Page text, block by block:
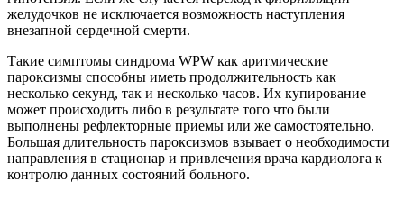
желудочков не исключается возможность наступления
внезапной сердечной смерти.
Такие симптомы синдрома WPW как аритмические
пароксизмы способны иметь продолжительность как
несколько секунд, так и несколько часов. Их купирование
может происходить либо в результате того что были
выполнены рефлекторные приемы или же самостоятельно.
Большая длительность пароксизмов взывает о необходимости
направления в стационар и привлечения врача кардиолога к
контролю данных состояний больного.